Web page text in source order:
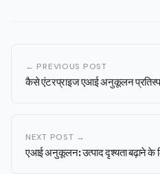
← PREVIOUS POST
कैसे एंटरप्राइज एआई अनुकूलन
NEXT POST →
एआई अनुकूलन: उत्पाद दृश्यता बढ़ाने के